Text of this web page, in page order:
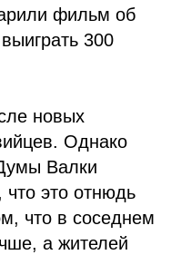
фильм об
300
новых
Однако
Валки
что это отнюдь
что в соседнем
а жителей